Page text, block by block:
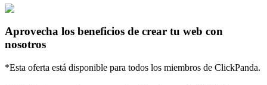
Aprovecha los beneficios de crear tu web con
nosotros
*Esta oferta está disponible para todos los miembros de ClickPanda.